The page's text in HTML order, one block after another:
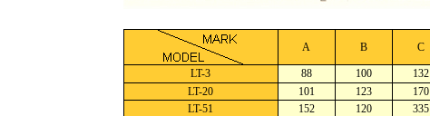
A B C
LT-3 88 100 132
LT-20
101 123 170
LT-51
152 120 335